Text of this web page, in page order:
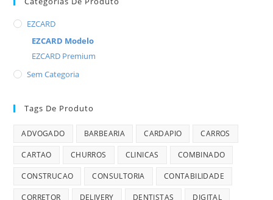
EZCARD
EZCARD Modelo
EZCARD Premium
Sem Categoria
Tags De Produto
ADVOGADO BARBEARIA CARDAPIO CARROS
CARTAO CHURROS CLINICAS COMBINADO
CONSTRUCAO CONSULTORIA CONTABILIDADE
CORRETOR DELIVERY DENTISTAS DIGITAL